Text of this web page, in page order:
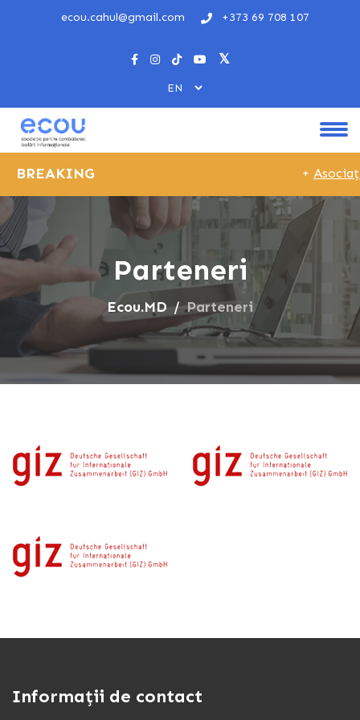
ecou.cahul@gmail.com +373 69 708 107
BREAKING +
Parteneri
Ecou.MD Parteneri
Informații de contact